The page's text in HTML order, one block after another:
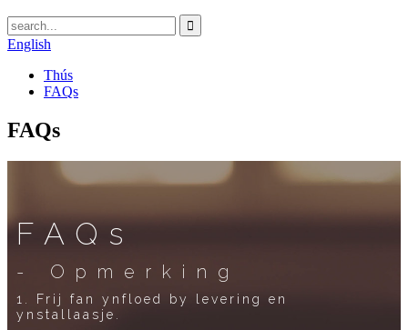
English
Thús
FAQs
FAQs
FAQs
- Opmerking
1. Frij fan ynfloed by levering en
ynstallaasje.